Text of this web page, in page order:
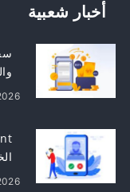
أخبار شعبية